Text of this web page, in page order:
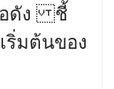
ชื่อดัง ชี้
มต้นของ